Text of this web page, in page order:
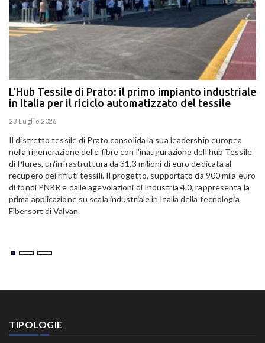
L'Hub Tessile di Prato: il primo impianto industriale
in Italia per il riciclo automatizzato del tessile
23 Luglio 2026
Il distretto tessile di Prato consolida la sua leadership europea
nella rigenerazione delle fibre con l'inaugurazione dell'hub Tessile
di Plures, un'infrastruttura da 31,3 milioni di euro dedicata al
recupero dei rifiuti tessili. Il progetto, supportato da 900 mila euro
di fondi PNRR e dalle agevolazioni di Industria 4.0, rappresenta la
prima applicazione su scala industriale in Italia della tecnologia
Fibersort di Valvan.
TIPOLOGIE